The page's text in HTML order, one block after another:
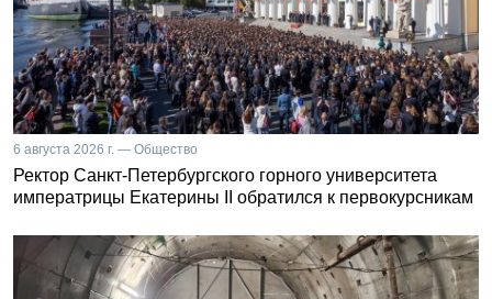
6 августа 2026 г. — Общество
Ректор Санкт-Петербургского горного университета
императрицы Екатерины II обратился к первокурсникам